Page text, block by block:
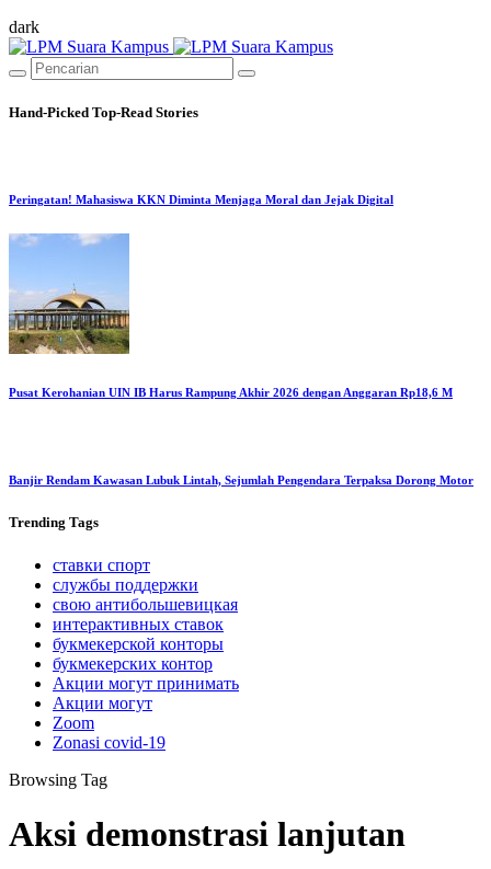
dark
Hand-Picked Top-Read Stories
Peringatan! Mahasiswa KKN Diminta Menjaga Moral dan Jejak Digital
Pusat Kerohanian UIN IB Harus Rampung Akhir 2026 dengan Anggaran Rp18,6 M
Banjir Rendam Kawasan Lubuk Lintah, Sejumlah Pengendara Terpaksa Dorong Motor
Trending Tags
ставки спорт
службы поддержки
свою антибольшевицкая
интерактивных ставок
букмекерской конторы
букмекерских контор
Акции могут принимать
Акции могут
Zoom
Zonasi covid-19
Browsing Tag
Aksi demonstrasi lanjutan